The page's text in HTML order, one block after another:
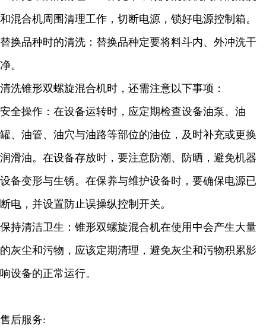
和混合机周围清理工作，切断电源，锁好电源控制箱。
替换品种时的清洗：替换品种定要将料斗内、外冲洗干
净。
清洗锥形双螺旋混合机时，还需注意以下事项：
安全操作：在设备运转时，应定期检查设备油泵、油
罐、油管、油穴与油路等部位的油位，及时补充或更换
润滑油。在设备存放时，要注意防潮、防晒，避免机器
设备变形与生锈。在保养与维护设备时，要确保电源已
断电，并设置防止误操纵控制开关。
保持清洁卫生：锥形双螺旋混合机在使用中会产生大量
的灰尘和污物，应该定期清理，避免灰尘和污物积累影
响设备的正常运行。
售后服务: